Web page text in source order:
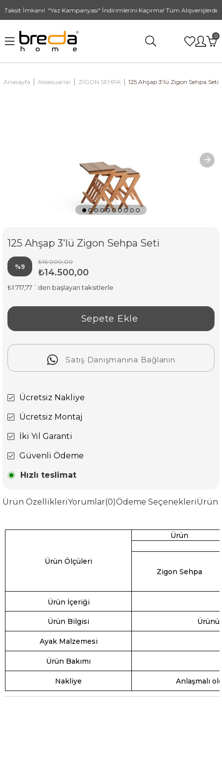
İmkanı! “Yaz Kampanyası" İndirimlerini Kaçırma! Tüm
0
Anasayfa Aksesuarlar ZİGON SEHPA 125 Ahşap 3'lü Zigon Sehpa Seti
125 Ahşap 3'lü Zigon Sehpa Seti
%9
İndirim
₺16.000,00
₺14.500,00
₺1.717,77 `den başlayan taksitlerle
Satış Danışmanına Bağlanın
Ücretsiz Nakliye
Ücretsiz Montaj
İki Yıl Garanti
Güvenli Ödeme
Hızlı teslimat
Ürün ÖzellikleriYorumlar(0)Ödeme SeçenekleriÜrün
Ürün Ölçüleri
Ürün
Zigon Sehpa
Ürün İçeriği
Ürün Bilgisi
Ayak Malzemesi
Ürün Bakımı
Nakliye Anlaşmalı